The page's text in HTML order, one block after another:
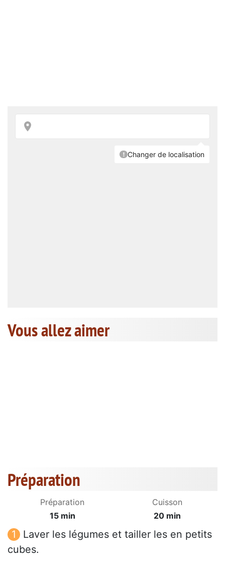
Vous allez aimer
Préparation
Préparation
15 min
Cuisson
20 min
Laver les légumes et tailler les en petits
cubes.